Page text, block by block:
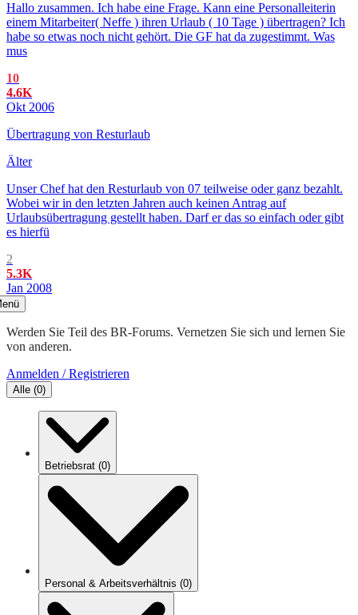
Hallo zusammen. Ich habe eine Frage. Kann eine Personalleiterin
einem Mitarbeiter( Neffe ) ihren Urlaub ( 10 Tage ) übertragen? Ich
habe so etwas noch nicht gehört. Die GF hat da zugestimmt. Was
mus
10
4.6K
Okt 2006
Übertragung von Resturlaub
Älter
Unser Chef hat den Resturlaub von 07 teilweise oder ganz bezahlt.
Wobei wir in den letzten Jahren auch keinen Antrag auf
Urlaubsübertragung gestellt haben. Darf er das so einfach oder gibt
es hierfü
2
5.3K
Jan 2008
Werden Sie Teil des BR-Forums. Vernetzen Sie sich und lernen Sie
von anderen.
Anmelden / Registrieren
Alle (0)
Betriebsrat (0)
Personal & Arbeitsverhältnis (0)